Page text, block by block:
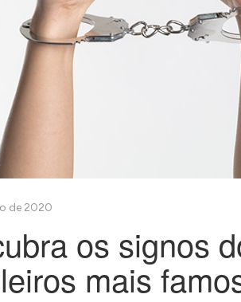
os signos
mais